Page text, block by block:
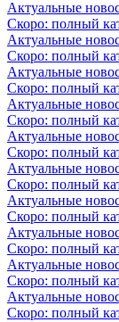
Актуальные
Скоро: полный
Актуальные
Скоро: полный
Актуальные
Скоро: полный
Актуальные
Скоро: полный
Актуальные
Скоро: полный
Актуальные
Скоро: полный
Актуальные
Скоро: полный
Актуальные
Скоро: полный
Актуальные
Скоро: полный
Актуальные
Скоро: полный